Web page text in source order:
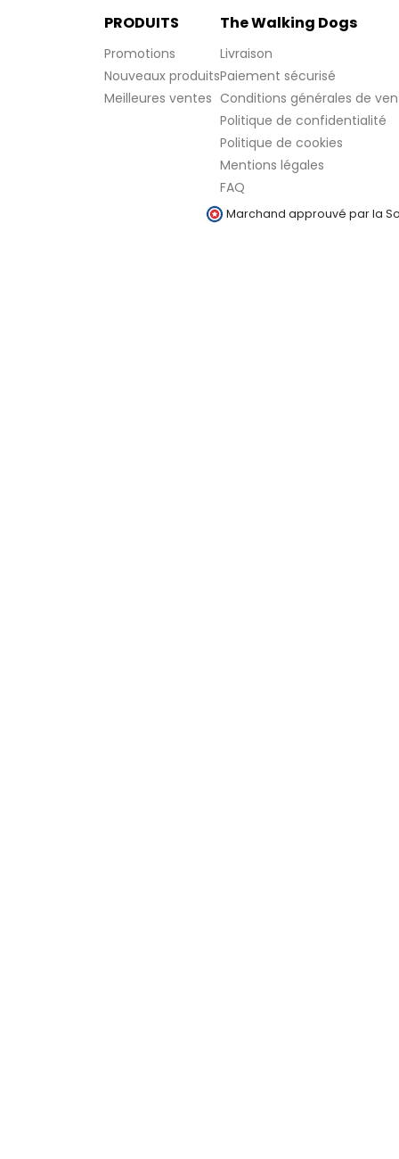
PRODUITS
Promotions
Nouveaux produits
Meilleures ventes
The Walking Dogs
Livraison
Paiement sécurisé
Conditions générales de
Politique de confidentialité
Politique de cookies
Mentions légales
FAQ
Marchand approuvé par la